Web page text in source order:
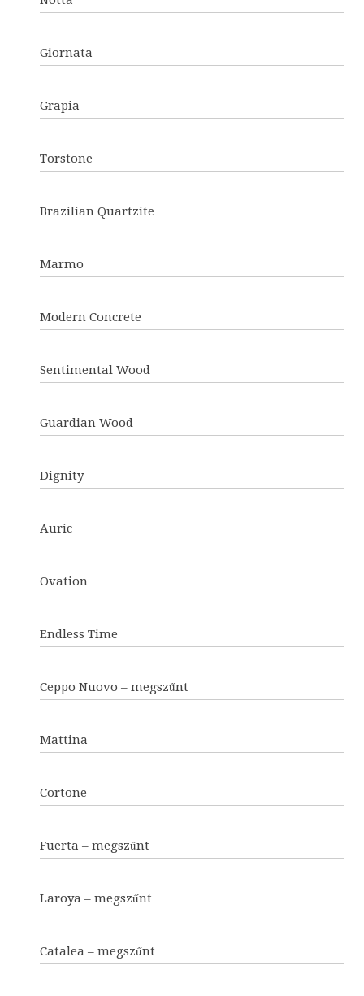
Giornata
Grapia
Torstone
Brazilian Quartzite
Marmo
Modern Concrete
Sentimental Wood
Guardian Wood
Dignity
Auric
Ovation
Endless Time
Ceppo Nuovo – megszűnt
Mattina
Cortone
Fuerta – megszűnt
Laroya – megszűnt
Catalea – megszűnt